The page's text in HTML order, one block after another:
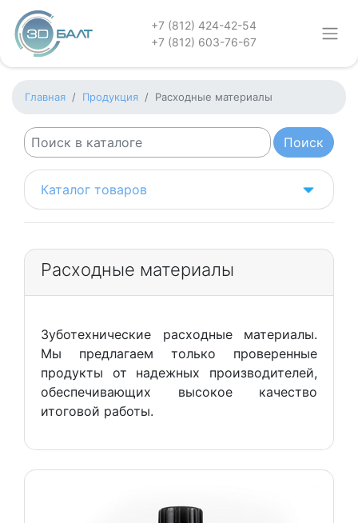
+7 (812) 424-42-54
+7 (812) 603-76-67
Главная Продукция Расходные материалы
Каталог товаров
Расходные материалы
Зуботехнические расходные материалы.
Мы предлагаем только проверенные
продукты от надежных производителей,
обеспечивающих высокое качество
итоговой работы.